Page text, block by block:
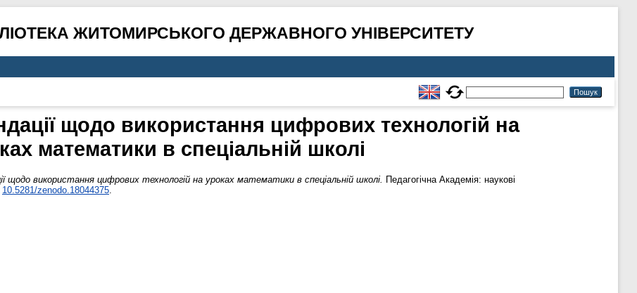
ЖИТОМИРСЬКОГО ДЕРЖАВНОГО УНІВЕРСИТЕТУ
щодо використання цифрових технологій на
математики в спеціальній школі
щодо використання цифрових технологій на уроках математики в спеціальній школі. Педагогічна Академія: наукові
10.5281/zenodo.18044375.